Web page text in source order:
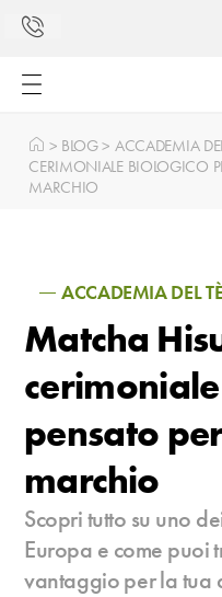
> BLOG> ACCADEMIA
CERIMONIALE BIOLOGICO
MARCHIO
ACCADEMIA DEL TÈ
Matcha
pensato
marchio
Scopri tutto su uno
Europa e come puoi
vantaggio per la tua